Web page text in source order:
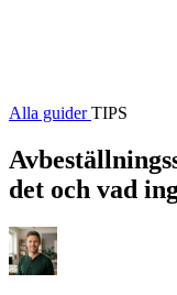
Alla guiderTIPS
det och vad